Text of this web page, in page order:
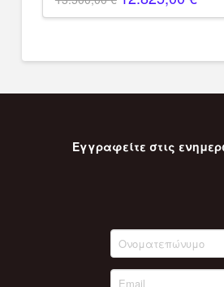
price
was: τιμή
Εγγραφείτε στις